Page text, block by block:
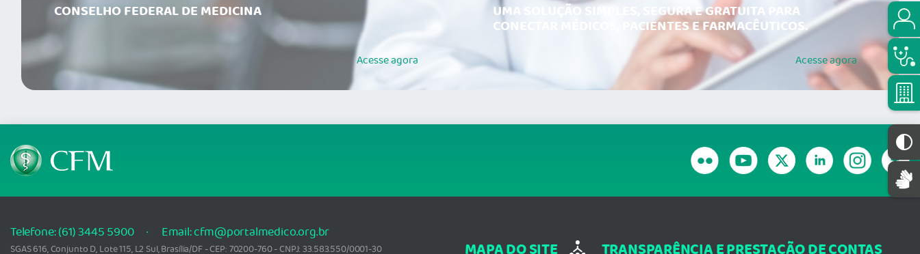
CONSELHO FEDERAL DE MEDICINA
Acesseagora
UMA SOLUÇÃO SIMPLES, SEGURA E GRATUITA PARA
CONECTAR MÉDICOS, PACIENTES E FARMACÊUTICOS.
Acesseagora
Telefone: (61) 3445 5900 Email: cfm@portalmedico.org.br
SGAS 616, Conjunto D, Lote 115, L2 Sul, Brasília/DF - CEP: 70200-760 - CNPJ: 33.583.550/0001-30